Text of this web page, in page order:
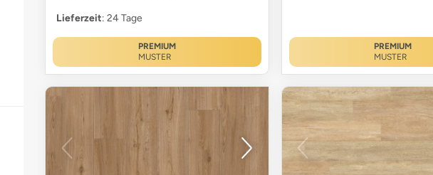
Lieferzeit: 24 Tage
PREMIUM
MUSTER
PREMIUM
MUSTER